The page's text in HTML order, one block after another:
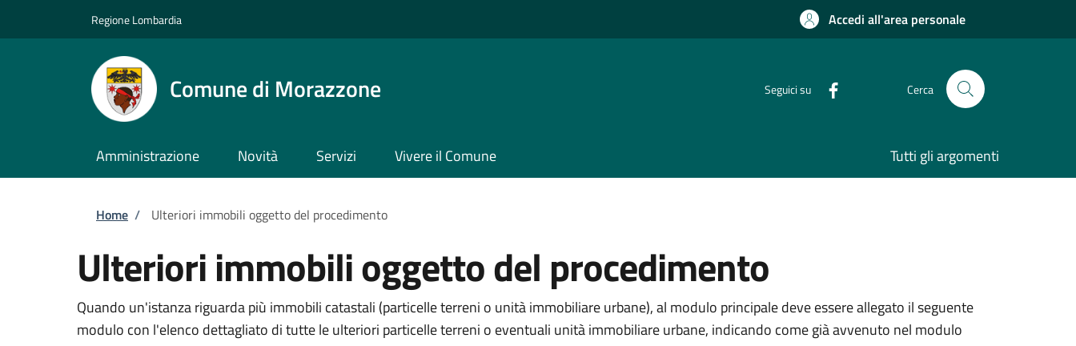
Regione Lombardia Accedi all'area personale
Comune di Morazzone Seguici su Cerca
Amministrazione Novità Servizi Vivere il Comune Tutti gli argomenti
Briciole di pane
Home / Ulteriori immobili oggetto del procedimento
Ulteriori immobili oggetto del procedimento
Quando un'istanza riguarda più immobili catastali (particelle terreni o unità immobiliare urbane), al modulo principale deve essere allegato il seguente
modulo con l'elenco dettagliato di tutte le ulteriori particelle terreni o eventuali unità immobiliare urbane, indicando come già avvenuto nel modulo